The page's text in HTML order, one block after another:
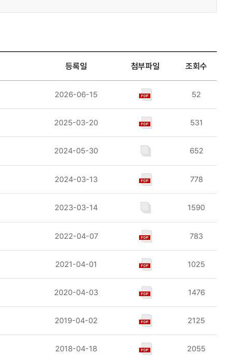
등록일 첨부파일 조회수
2026-06-15 52
2025-03-20 531
2024-05-30 652
2024-03-13 778
2023-03-14 1590
2022-04-07 783
2021-04-01 1025
2020-04-03 1476
2019-04-02 2125
2018-04-18 2055